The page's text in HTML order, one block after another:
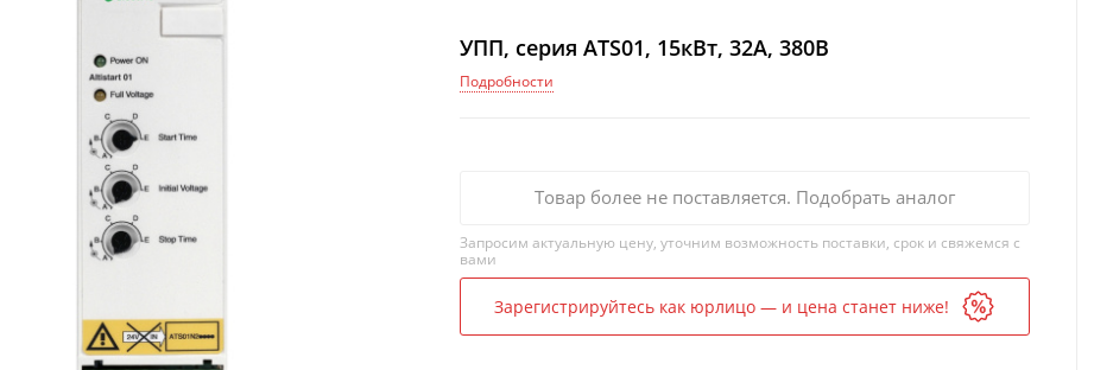
УПП, серия ATS01, 15кВт, 32А, 380В
Подробности
Товар более не поставляется. Подобрать аналог
Запросим актуальную цену, уточним возможность поставки, срок и свяжемся с
вами
Зарегистрируйтесь как юрлицо — и цена станет ниже!